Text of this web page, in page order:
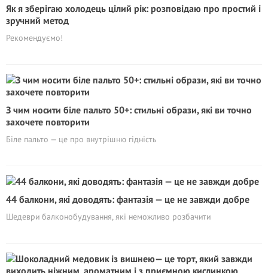
Як я зберігаю холодець цілий рік: розповідаю про простий і
зручний метод
Рекомендуємо!
З чим носити біле пальто 50+: стильні образи, які ви точно
захочете повторити
Біле пальто — це про внутрішню гідність
44 балкони, які доводять: фантазія — це не завжди добре
Шедеври балконобудування, які неможливо розбачити